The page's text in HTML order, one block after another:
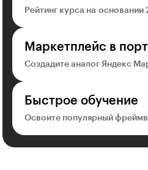
Рейтинг курса на
Маркетплейс в
Создадите аналог Яндекс
Быстрое обучение
Освоите популярный